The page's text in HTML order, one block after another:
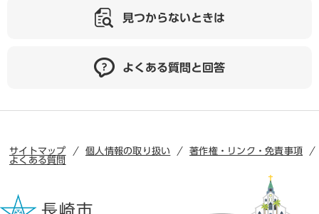
見つからないときは
よくある質問と回答
サイトマップ 個人情報の取り扱い
著作権・リンク・免責事項
よくある質問